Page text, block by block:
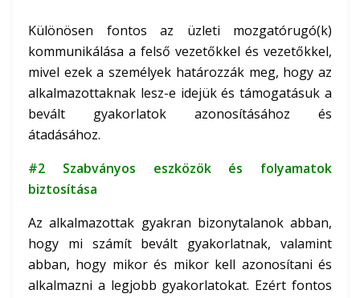
Különösen fontos az üzleti mozgatórugó(k)
kommunikálása a felső vezetőkkel és vezetőkkel,
mivel ezek a személyek határozzák meg, hogy az
alkalmazottaknak lesz-e idejük és támogatásuk a
bevált gyakorlatok azonosításához és
átadásához.
#2 Szabványos eszközök és folyamatok
biztosítása
Az alkalmazottak gyakran bizonytalanok abban,
hogy mi számít bevált gyakorlatnak, valamint
abban, hogy mikor és mikor kell azonosítani és
alkalmazni a legjobb gyakorlatokat. Ezért fontos